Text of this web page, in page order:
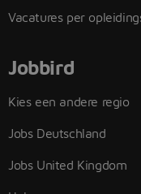
Vacatures per
Jobbird
Kies een andere regio
Jobs Deutschland
Jobs United Kingdom